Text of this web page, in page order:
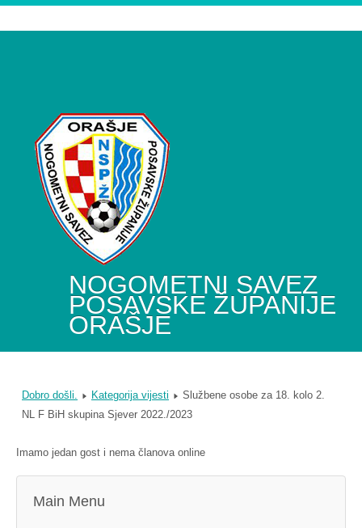
NOGOMETNI SAVEZ
POSAVSKE ŽUPANIJE
ORAŠJE
Dobro došli. Kategorija vijesti
Službene osobe za 18. kolo 2.
NL F BiH skupina Sjever 2022./2023
Imamo jedan gost i nema članova online
Main Menu